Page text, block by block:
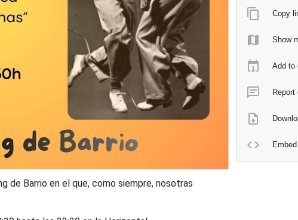
de Barrio en el que, como siempre, nosotras
Copy
Show
Add to
Report
Embed